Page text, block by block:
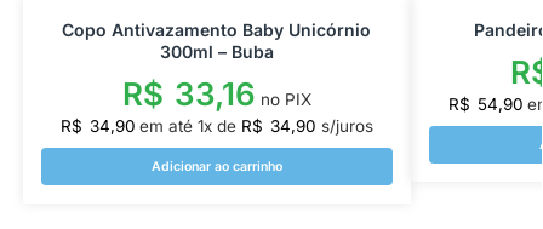
Copo Antivazamento Baby Unicórnio
300ml – Buba
R$ 33,16 no PIX
R$ 34,90 em até 1x de R$ 34,90 s/juros
Adicionar ao carrinho
R$ 54,90